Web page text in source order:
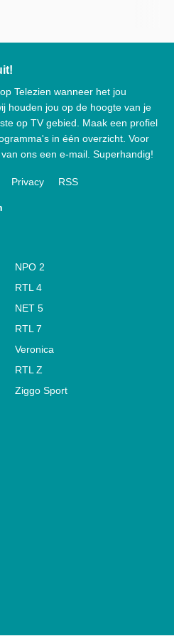
Telezien wanneer het jou
houden jou op de hoogte van je
op TV gebied. Maak een profiel
in één overzicht. Voor
ons een e-mail. Superhandig!
Privacy RSS
NPO 2
RTL 4
NET 5
RTL 7
Veronica
RTL Z
Ziggo Sport